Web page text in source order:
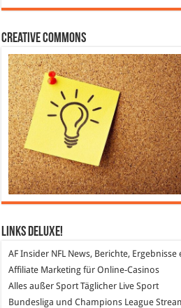
Creative Commons
Links DeLuXe!
AF Insider NFL News, Berichte, Ergebnisse
Affiliate Marketing für Online-Casinos
Alles außer Sport Täglicher Live Sport
Bundesliga und Champions League